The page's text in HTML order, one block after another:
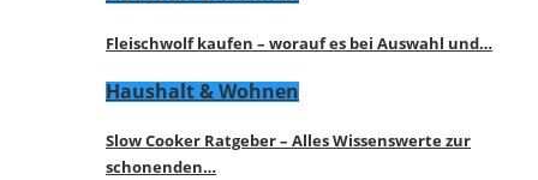
Fleischwolf kaufen – worauf es bei Auswahl und…
Haushalt & Wohnen
Slow Cooker Ratgeber – Alles Wissenswerte zur
schonenden…